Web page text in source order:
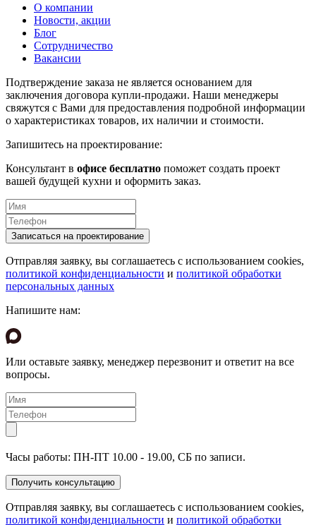
О компании
Новости, акции
Блог
Сотрудничество
Вакансии
Подтверждение заказа не является основанием для
заключения договора купли-продажи. Наши менеджеры
свяжутся с Вами для предоставления подробной информации
о характеристиках товаров, их наличии и стоимости.
Запишитесь на проектирование:
Консультант в офисе бесплатно поможет создать проект
вашей будущей кухни и оформить заказ.
Отправляя заявку, вы соглашаетесь с использованием cookies,
политикой конфиденциальности и политикой обработки
персональных данных
Напишите нам:
Или оставьте заявку, менеджер перезвонит и ответит на все
вопросы.
Часы работы: ПН-ПТ 10.00 - 19.00, СБ по записи.
Отправляя заявку, вы соглашаетесь с использованием cookies,
политикой конфиденциальности и политикой обработки